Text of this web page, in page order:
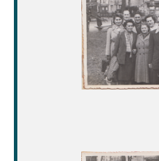
Image